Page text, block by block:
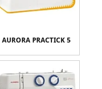
AURORA PRACTICK 5